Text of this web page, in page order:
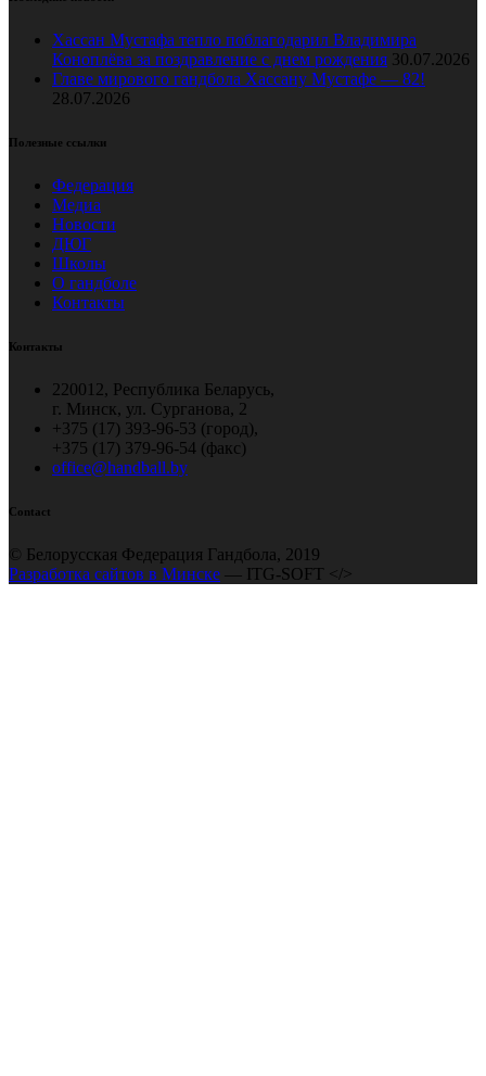
Хассан Мустафа тепло поблагодарил Владимира
Коноплёва за поздравление с днем рождения 30.07.2026
Главе мирового гандбола Хассану Мустафе — 82!
28.07.2026
Полезные ссылки
Федерация
Медиа
Новости
ДЮГ
Школы
О гандболе
Контакты
Контакты
220012, Республика Беларусь,
г. Минск, ул. Сурганова, 2
+375 (17) 393-96-53 (город),
+375 (17) 379-96-54 (факс)
office@handball.by
Contact
© Белорусская Федерация Гандбола, 2019
Разработка сайтов в Минске — ITG-SOFT </>